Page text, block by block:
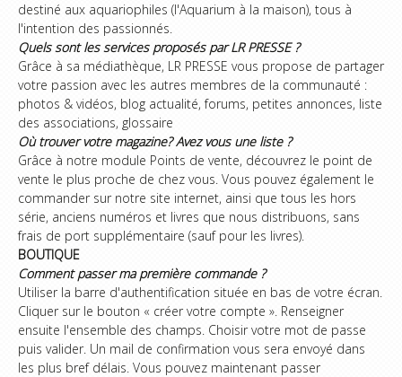
destiné aux aquariophiles (l'Aquarium à la maison), tous à
l'intention des passionnés.
Quels sont les services proposés par LR PRESSE ?
Grâce à sa médiathèque, LR PRESSE vous propose de partager
votre passion avec les autres membres de la communauté :
photos & vidéos, blog actualité, forums, petites annonces, liste
des associations, glossaire
Où trouver votre magazine? Avez vous une liste ?
Grâce à notre module Points de vente, découvrez le point de
vente le plus proche de chez vous. Vous pouvez également le
commander sur notre site internet, ainsi que tous les hors
série, anciens numéros et livres que nous distribuons, sans
frais de port supplémentaire (sauf pour les livres).
BOUTIQUE
Comment passer ma première commande ?
Utiliser la barre d'authentification située en bas de votre écran.
Cliquer sur le bouton « créer votre compte ». Renseigner
ensuite l'ensemble des champs. Choisir votre mot de passe
puis valider. Un mail de confirmation vous sera envoyé dans
les plus bref délais. Vous pouvez maintenant passer